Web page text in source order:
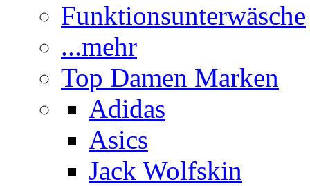
Funktionsunterwäsche
...mehr
Top Damen Marken
Adidas
Asics
Jack Wolfskin